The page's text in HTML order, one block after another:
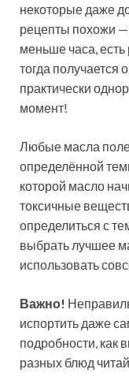
некоторые даже
рецепты похожи —
меньше часа,
тогда получается
практически
момент!
Любые масла
определённой
которой масло
токсичные
определиться с
выбрать лучшее
использовать
Важно!
испортить даже
подробности, как
разных блюд